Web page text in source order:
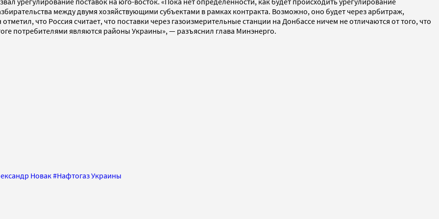
между двумя хозяйствующими субъектами в рамках контракта. Возможно, оно будет через арбитраж,
что Россия считает, что поставки через газоизмерительные станции на Донбассе ничем не отличаются от того, что
потребителями являются районы Украины», — разъяснил глава Минэнерго.
Новак#Нафтогаз Украины